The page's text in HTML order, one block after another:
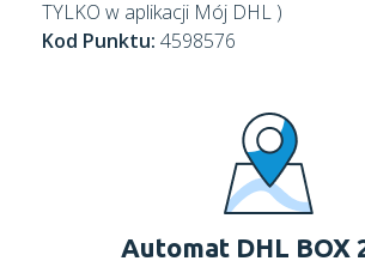
TYLKO w aplikacji Mój DHL )
Kod Punktu: 4598576
Automat DHL BOX